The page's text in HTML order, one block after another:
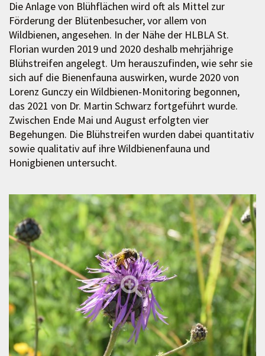
Die Anlage von Blühflächen wird oft als Mittel zur
Förderung der Blütenbesucher, vor allem von
Wildbienen, angesehen. In der Nähe der HLBLA St.
Florian wurden 2019 und 2020 deshalb mehrjährige
Blühstreifen angelegt. Um herauszufinden, wie sehr sie
sich auf die Bienenfauna auswirken, wurde 2020 von
Lorenz Gunczy ein Wildbienen-Monitoring begonnen,
das 2021 von Dr. Martin Schwarz fortgeführt wurde.
Zwischen Ende Mai und August erfolgten vier
Begehungen. Die Blühstreifen wurden dabei quantitativ
sowie qualitativ auf ihre Wildbienenfauna und
Honigbienen untersucht.